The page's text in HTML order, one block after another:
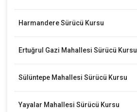
Harmandere Sürücü Kursu
Ertuğrul Gazi Mahallesi Sürücü Kursu
Sülüntepe Mahallesi Sürücü Kursu
Yayalar Mahallesi Sürücü Kursu